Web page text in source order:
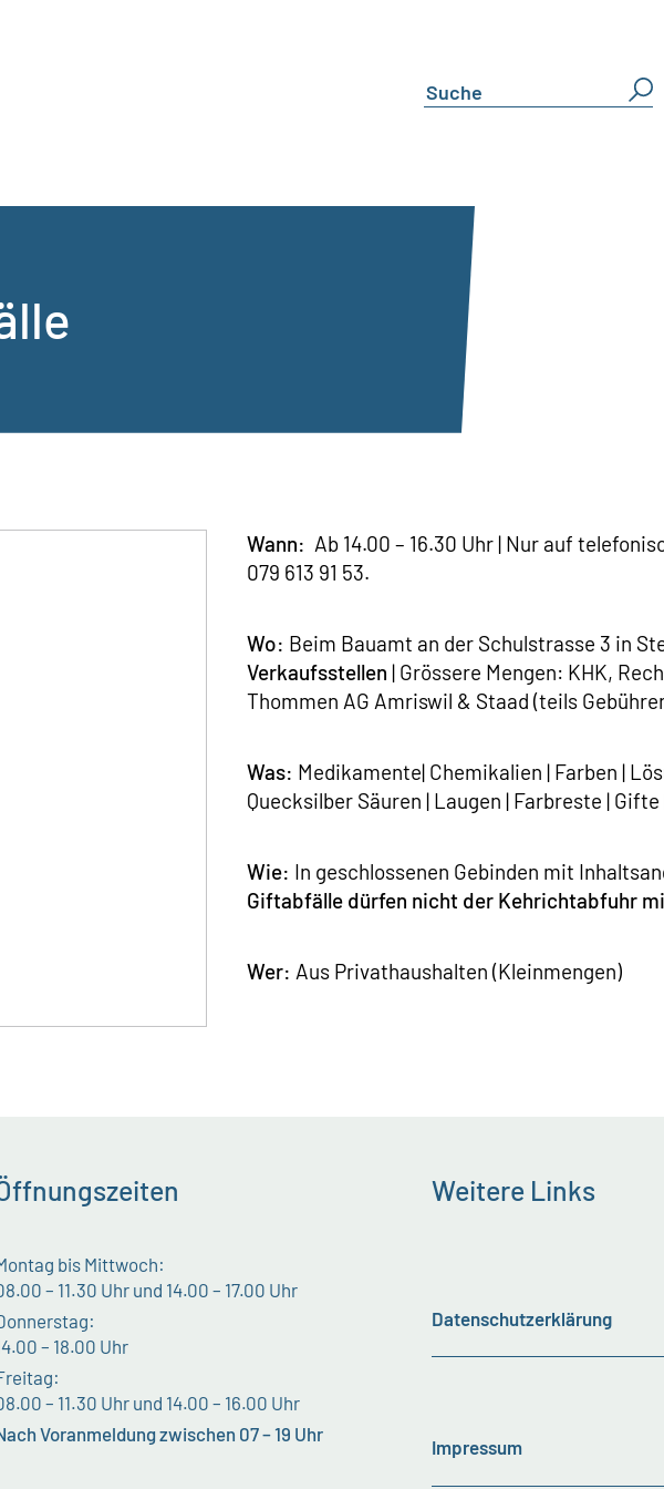
Wann: Ab 14.00 – 16.30 Uhr | Nur auf
079 613 91 53.
Wo: Beim Bauamt an der Schulstrasse 3 in
Verkaufsstellen | Grössere Mengen: KHK,
Thommen AG Amriswil & Staad (teils
Was: Medikamente| Chemikalien | Farben |
Quecksilber Säuren | Laugen | Farbreste |
Wie: In geschlossenen Gebinden mit
Giftabfälle dürfen nicht der Kehrichtabfuhr
Wer: Aus Privathaushalten (Kleinmengen)
bis Mittwoch:
– 11.30 Uhr und 14.00 – 17.00 Uhr
– 18.00 Uhr
– 11.30 Uhr und 14.00 – 16.00 Uhr
Voranmeldung zwischen 07 – 19 Uhr
Weitere Links
Datenschutzerklärung
Impressum